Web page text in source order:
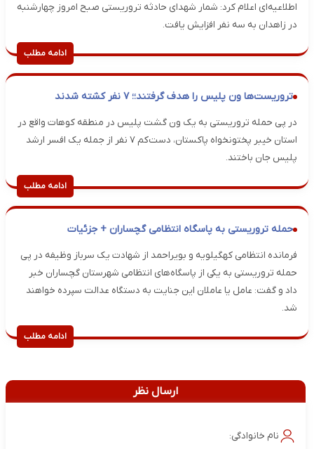
اطلاعیه‌ای اعلام کرد: شمار شهدای حادثه تروریستی صبح امروز چهارشنبه
در زاهدان به سه نفر افزایش یافت.
ادامه مطلب
تروریست‌ها ون پلیس را هدف گرفتند؛؛ ۷ نفر کشته شدند
در پی حمله تروریستی به یک ون گشت پلیس در منطقه کوهات واقع در
استان خیبر پختونخواه پاکستان، دست‌کم ۷ نفر از جمله یک افسر ارشد
پلیس جان باختند.
ادامه مطلب
حمله تروریستی به پاسگاه انتظامی گچساران + جزئیات
فرمانده انتظامی کهگیلویه و بویراحمد از شهادت یک سرباز وظیفه در پی
حمله تروریستی به یکی از پاسگاه‌های انتظامی شهرستان گچساران خبر
داد و گفت: عامل یا عاملان این جنایت به دستگاه عدالت سپرده خواهند
شد.
ادامه مطلب
ارسال نظر
نام خانوادگی: